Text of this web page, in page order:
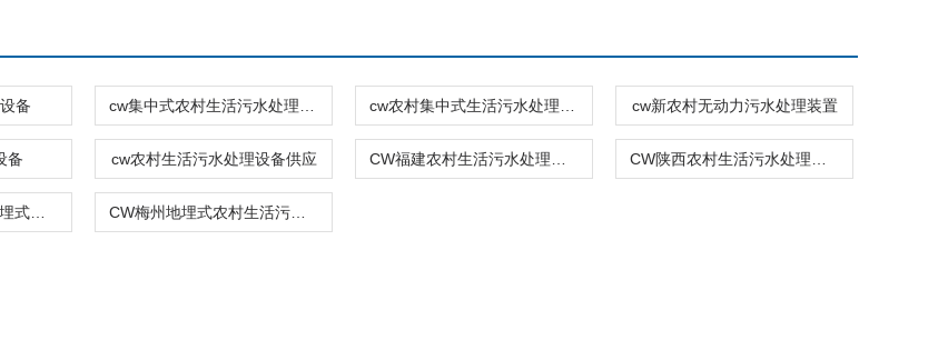
备 cw新农村无动力污水处理装置
备 cw农村生活污水处理设备供应